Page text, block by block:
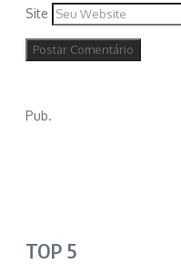
Site
Pub.
TOP 5